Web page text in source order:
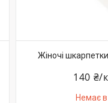
Жіночі
140 ₴/
Немає в